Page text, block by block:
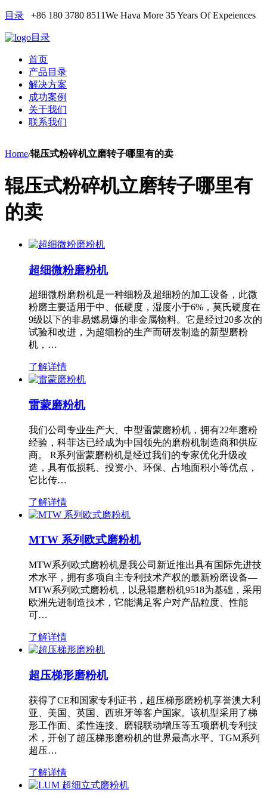
目录 +86 180 3780 8511We Hava More 35 Years Of Expeiences
目录
首页
产品目录
解决方案
成功案例
关于我们
联系我们
Home/辊压式粉碎机立磨转子哪里有的卖
辊压式粉碎机立磨转子哪里有
的卖
超细微粉磨粉机
超细微粉磨粉机是一种细粉及超细粉的加工设备，此微
粉磨主要适用于中、低硬度，湿度小于6%，莫氏硬度在
9级以下的非易燃易爆的非金属物料。它是经过20多次的
试验和改进，为超细粉的生产而研发制造的新型磨粉
机，…
了解详情
雷蒙磨粉机
我们公司专业生产大、中型雷蒙磨粉机，拥有22年磨粉
经验，科菲达已经成为中国领先的磨粉机制造商和供应
商。 R系列雷蒙磨粉机是经过我们的专家优化升级改
造，具有低损耗、投资小、环保、占地面积小等优点，
它比传…
了解详情
MTW 系列欧式磨粉机
MTW系列欧式磨粉机是我公司新近推出具有国际先进技
术水平，拥有多项自主专利技术产权的最新粉磨设备—
MTW系列欧式磨粉机，以悬辊磨粉机9518为基础，采用
欧洲先进制造技术，它能满足客户对产品粒度、性能
可…
了解详情
超压梯形磨粉机
获得了CE和国家专利证书，超压梯形磨粉机享誉澳大利
亚、美国、英国、西班牙等客户国家。该机型采用了梯
形工作面、柔性连接、磨辊联动增压等五项磨机专利技
术，开创了超压梯形磨粉机的世界最高水平。TGM系列
超压…
了解详情